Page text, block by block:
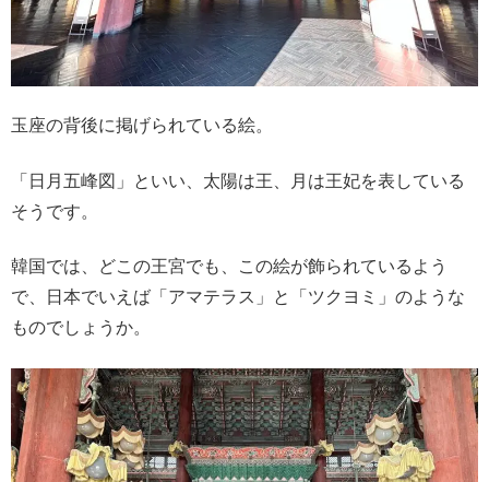
玉座の背後に掲げられている絵。
「日月五峰図」といい、太陽は王、月は王妃を表している
そうです。
韓国では、どこの王宮でも、この絵が飾られているよう
で、日本でいえば「アマテラス」と「ツクヨミ」のような
ものでしょうか。